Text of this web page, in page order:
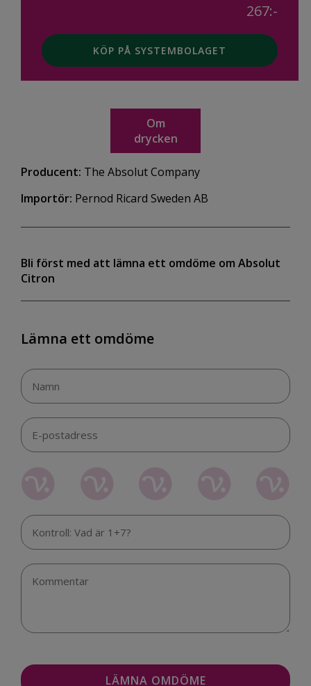
267:-
KÖP PÅ SYSTEMBOLAGET
Om
drycken
Producent: The Absolut Company
Importör: Pernod Ricard Sweden AB
Bli först med att lämna ett omdöme om Absolut
Citron
Lämna ett omdöme